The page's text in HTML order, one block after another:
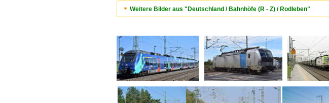
Weitere Bilder aus "Deutschland / Bahnhöfe (R - Z) / Rodleben"